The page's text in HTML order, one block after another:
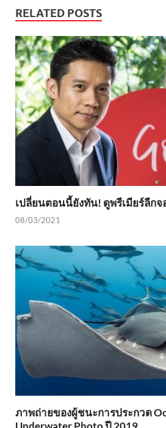
RELATED POSTS
เปลี่ยนตอนนี้ยังทัน! ดูพรีเมียร์ลีกจ
08/03/2021
ภาพถ่ายของผู้ชนะการประกวด